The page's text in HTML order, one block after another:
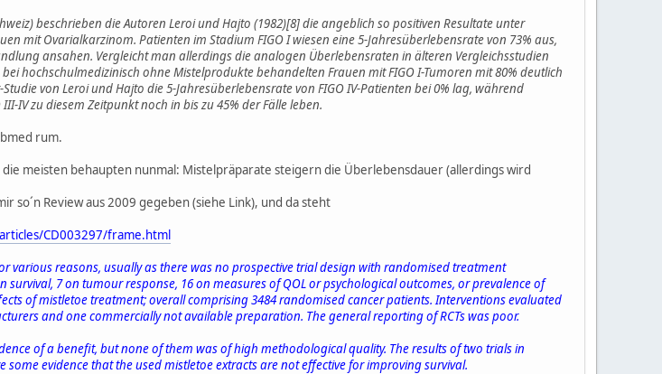
beschrieben die Autoren Leroi und Hajto (1982)[8] die angeblich so positiven Resultate unter
mit Ovarialkarzinom. Patienten im Stadium FIGO I wiesen eine 5-Jahresüberlebensrate von 73% aus,
ansahen. Vergleicht man allerdings die analogen Überlebensraten in älteren Vergleichsstudien
hochschulmedizinisch ohne Mistelprodukte behandelten Frauen mit FIGO I-Tumoren mit 80% deutlich
von Leroi und Hajto die 5-Jahresüberlebensrate von FIGO IV-Patienten bei 0% lag, während
IV zu diesem Zeitpunkt noch in bis zu 45% der Fälle leben.
rum.
die meisten behaupten nunmal: Mistelpräparate steigern die Überlebensdauer (allerdings wird
so´n Review aus 2009 gegeben (siehe Link), und da steht
CD003297/frame.html
various reasons, usually as there was no prospective trial design with randomised treatment
7 on tumour response, 16 on measures of QOL or psychological outcomes, or prevalence of
of mistletoe treatment; overall comprising 3484 randomised cancer patients. Interventions evaluated
and one commercially not available preparation. The general reporting of RCTs was poor.
of a benefit, but none of them was of high methodological quality. The results of two trials in
evidence that the used mistletoe extracts are not effective for improving survival.